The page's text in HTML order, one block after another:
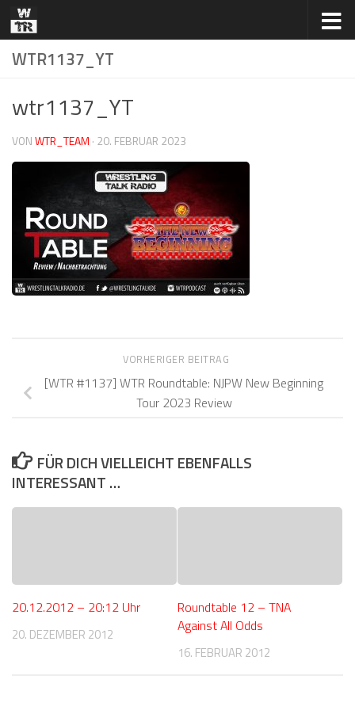
Zum Inhalt springen
WTR1137_YT
wtr1137_YT
VONWTR_TEAM · 20. FEBRUAR 2023
VORHERIGER BEITRAG
[WTR #1137] WTR Roundtable: NJPW New Beginning
Tour 2023 Review
FÜR DICH VIELLEICHT EBENFALLS
INTERESSANT …
20.12.2012 – 20:12 Uhr
20. DEZEMBER 2012
Roundtable 12 – TNA
Against All Odds
16. FEBRUAR 2012